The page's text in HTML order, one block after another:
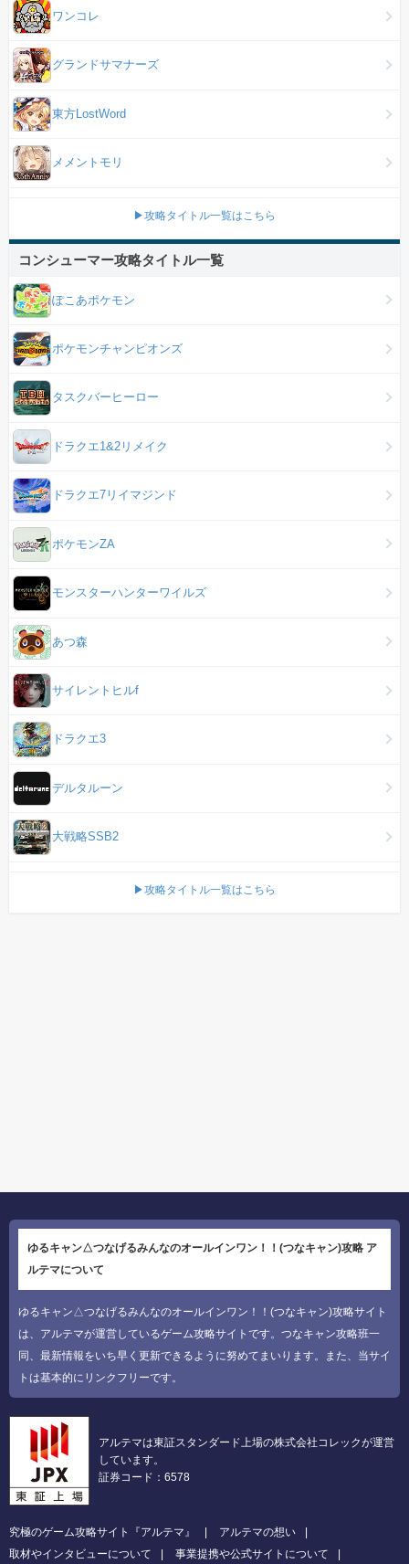
ワンコレ
グランドサマナーズ
東方LostWord
メメントモリ
▶攻略タイトル一覧はこちら
コンシューマー攻略タイトル一覧
ぽこあポケモン
ポケモンチャンピオンズ
タスクバーヒーロー
ドラクエ1&2リメイク
ドラクエ7リイマジンド
ポケモンZA
モンスターハンターワイルズ
あつ森
サイレントヒルf
ドラクエ3
デルタルーン
大戦略SSB2
▶攻略タイトル一覧はこちら
ゆるキャン△つなげるみんなのオールインワン！！(つなキャン)攻略 ア
ルテマについて
ゆるキャン△つなげるみんなのオールインワン！！(つなキャン)攻略サイト
は、アルテマが運営しているゲーム攻略サイトです。つなキャン攻略班一
同、最新情報をいち早く更新できるように努めてまいります。また、当サイ
トは基本的にリンクフリーです。
アルテマは東証スタンダード上場の株式会社コレックが運営
しています。
証券コード：6578
究極のゲーム攻略サイト『アルテマ』
アルテマの想い
取材やインタビューについて
事業提携や公式サイトについて